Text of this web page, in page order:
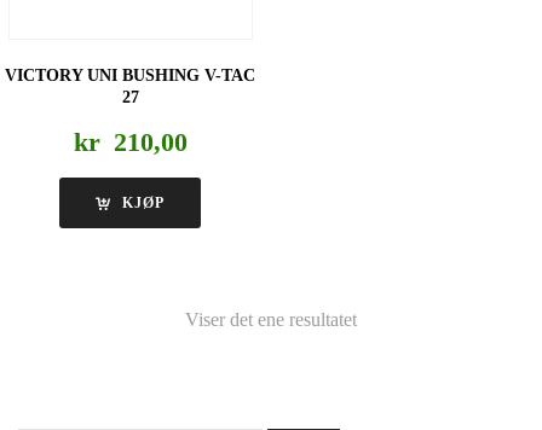
VICTORY UNI BUSHING V-TAC
27
kr 210,00
KJØP
Viser det ene resultatet